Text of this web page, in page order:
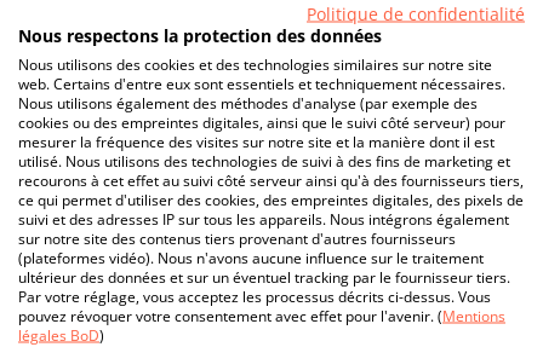
Politique de confidentialité
Nous respectons la protection des données
Nous utilisons des cookies et des technologies similaires sur notre site
web. Certains d'entre eux sont essentiels et techniquement nécessaires.
Nous utilisons également des méthodes d'analyse (par exemple des
cookies ou des empreintes digitales, ainsi que le suivi côté serveur) pour
mesurer la fréquence des visites sur notre site et la manière dont il est
utilisé. Nous utilisons des technologies de suivi à des fins de marketing et
recourons à cet effet au suivi côté serveur ainsi qu'à des fournisseurs tiers,
ce qui permet d'utiliser des cookies, des empreintes digitales, des pixels de
suivi et des adresses IP sur tous les appareils. Nous intégrons également
sur notre site des contenus tiers provenant d'autres fournisseurs
(plateformes vidéo). Nous n'avons aucune influence sur le traitement
ultérieur des données et sur un éventuel tracking par le fournisseur tiers.
Par votre réglage, vous acceptez les processus décrits ci-dessus. Vous
pouvez révoquer votre consentement avec effet pour l'avenir. (Mentions
légales BoD)